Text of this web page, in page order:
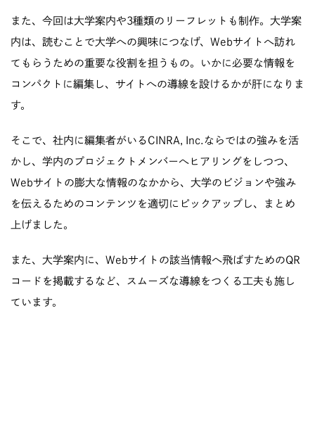
また、今回は大学案内や3種類のリーフレットも制作。大学案
内は、読むことで大学への興味につなげ、Webサイトへ訪れ
てもらうための重要な役割を担うもの。いかに必要な情報を
コンパクトに編集し、サイトへの導線を設けるかが肝になりま
す。
そこで、社内に編集者がいるCINRA, Inc.ならではの強みを活
かし、学内のプロジェクトメンバーへヒアリングをしつつ、
Webサイトの膨大な情報のなかから、大学のビジョンや強み
を伝えるためのコンテンツを適切にピックアップし、まとめ
上げました。
また、大学案内に、Webサイトの該当情報へ飛ばすためのQR
コードを掲載するなど、スムーズな導線をつくる工夫も施し
ています。